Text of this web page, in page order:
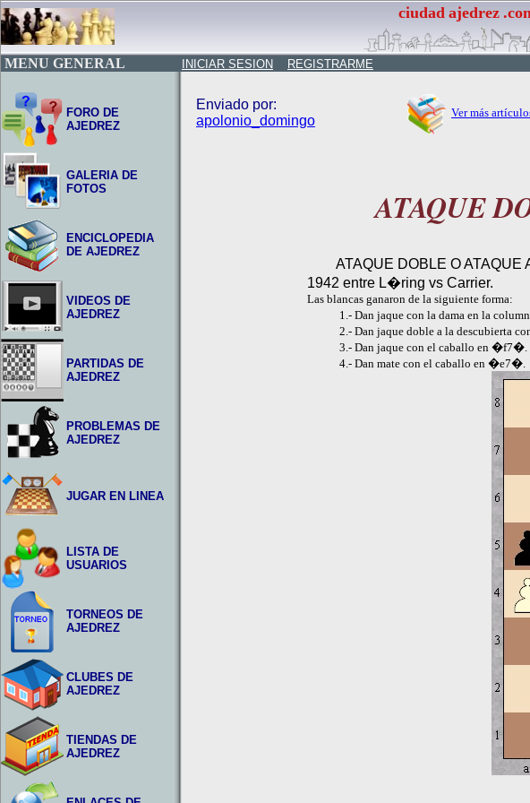
ciudad ajedrez
MENU GENERAL INICIAR SESION REGISTRARME
FORO DE
AJEDREZ
GALERIA DE
FOTOS
ENCICLOPEDIA
DE AJEDREZ
VIDEOS DE
AJEDREZ
PARTIDAS DE
AJEDREZ
PROBLEMAS DE
AJEDREZ
JUGAR EN LINEA
LISTA DE
USUARIOS
TORNEOS DE
AJEDREZ
CLUBES DE
AJEDREZ
TIENDAS DE
AJEDREZ
Enviado por:
apolonio_domingo
Ver más
ATAQUE
ATAQUE DOBLE O
1942 entre L�ring vs Carrier.
Las blancas ganaron de la siguiente forma:
1.- Dan jaque con la dama en la
2.- Dan jaque doble a la descubierta
3.- Dan jaque con el caballo en �f7�.
4.- Dan mate con el caballo en �e7�.